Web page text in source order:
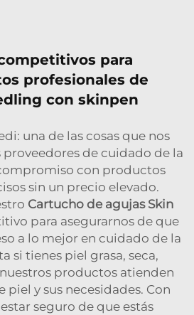
para
profesionales de
con skinpen
una de las cosas que nos
de cuidado de la
con productos
sin un precio elevado.
Cartucho de agujas Skin
para asegurarnos de que
a lo mejor en cuidado de la
si tienes piel grasa, seca,
productos atienden
piel y sus necesidades. Con
seguro de que estás